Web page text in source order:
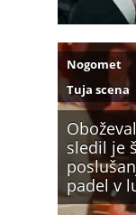
sledil je
padel v
Nogomet
Tuja scena